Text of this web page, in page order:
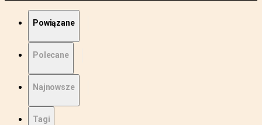
Powiązane
Polecane
Najnowsze
Tagi